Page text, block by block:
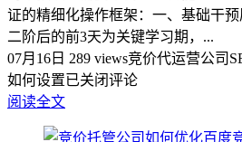
证的精细化操作框架：一、基础干
二阶后的前3天为关键学习期，...
07月16日 289 views竞价代运营公司
如何设置已关闭评论
阅读全文